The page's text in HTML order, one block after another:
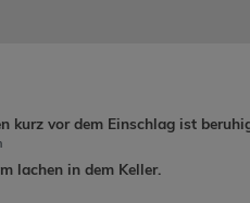
kurz vor dem Einschlag ist
lachen in dem Keller.